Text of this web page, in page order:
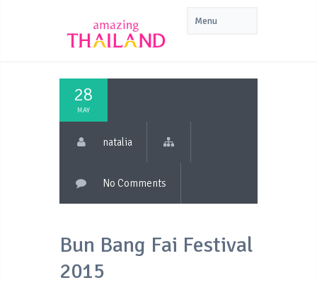
28
MAY
natalia
No Comments
Bun Bang Fai Festival
2015